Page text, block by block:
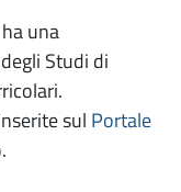
una
Studi di
sul Portale